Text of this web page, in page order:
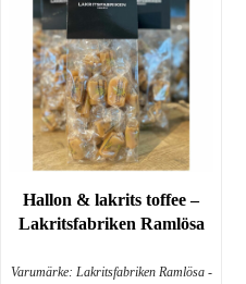
Hallon & lakrits toffee –
Lakritsfabriken Ramlösa
Varumärke: Lakritsfabriken Ramlösa -